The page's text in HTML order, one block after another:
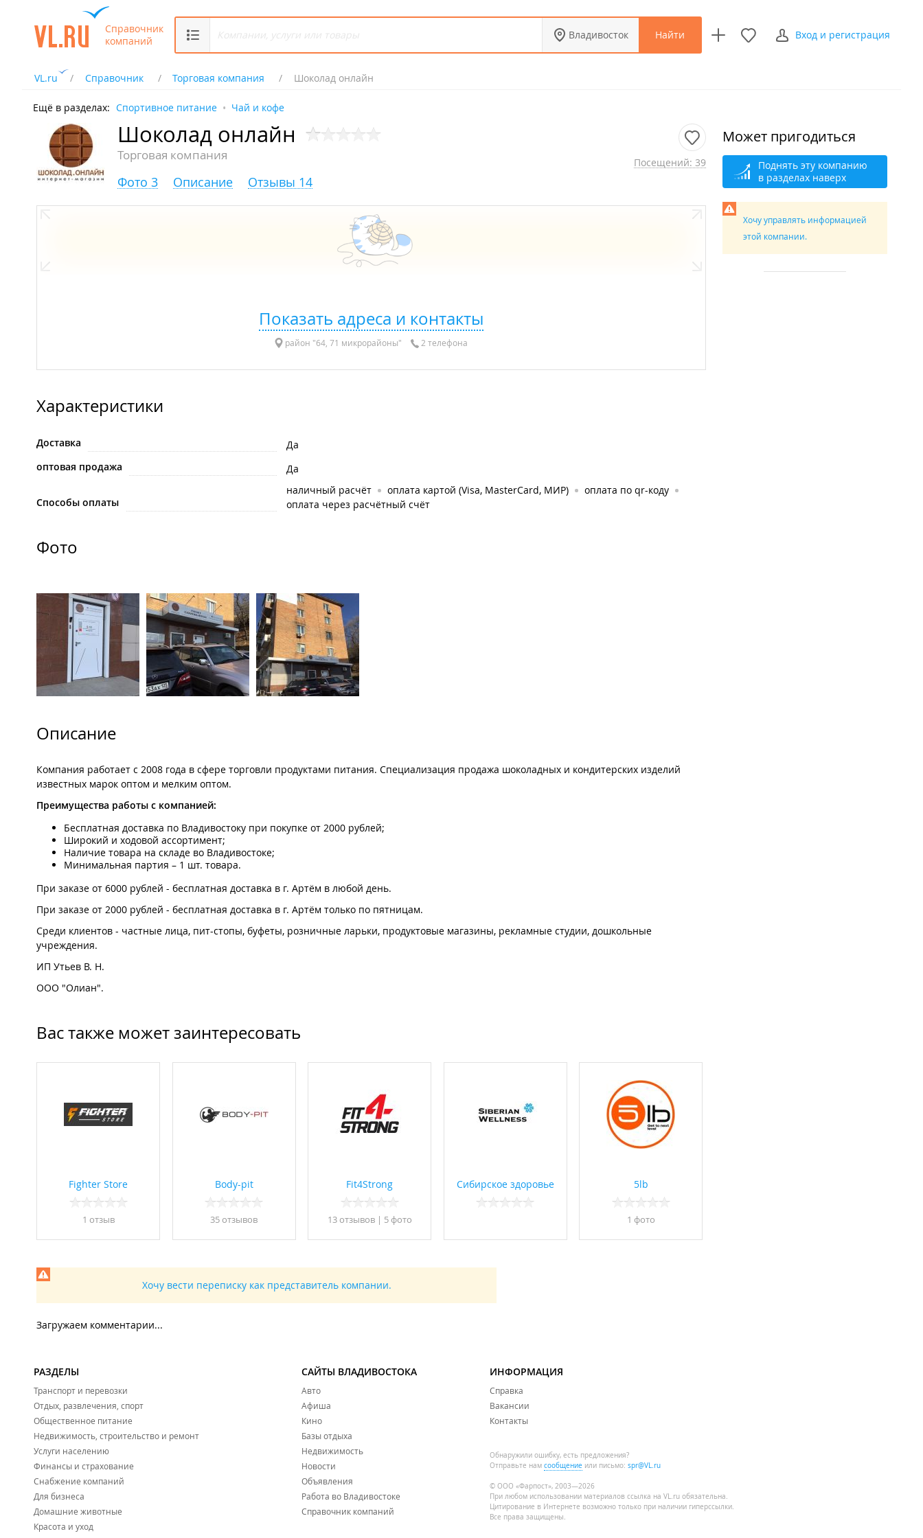
Справочник
компаний
Владивосток Найти Вход и регистрация
VL.ru Справочник Торговая компания Шоколад онлайн
Ещё в разделах: Спортивное питание Чай и кофе
Шоколад онлайн
Торговая компания Посещений: 39
Фото 3 Описание Отзывы 14
Показать адреса и контакты
район "64, 71 микрорайоны" 2 телефона
Характеристики
Доставка
Да
оптовая продажа
Да
Способы оплаты
наличный расчёт оплата картой (Visa, MasterCard, МИР)
оплата по qr-коду
оплата через расчётный счёт
Фото
Описание
Компания работает с 2008 года в сфере торговли продуктами питания. Специализация продажа шоколадных и кондитерских изделий
известных марок оптом и мелким оптом.
Преимущества работы с компанией:
Бесплатная доставка по Владивостоку при покупке от 2000 рублей;
Широкий и ходовой ассортимент;
Наличие товара на складе во Владивостоке;
Минимальная партия – 1 шт. товара.
При заказе от 6000 рублей - бесплатная доставка в г. Артём в любой день.
При заказе от 2000 рублей - бесплатная доставка в г. Артём только по пятницам.
Среди клиентов - частные лица, пит-стопы, буфеты, розничные ларьки, продуктовые магазины, рекламные студии, дошкольные
учреждения.
ИП Утьев В. Н.
ООО "Олиан".
Вас также может заинтересовать
Fighter Store
1 отзыв
Body-pit
35 отзывов
Fit4Strong
13 отзывов| 5 фото
Сибирское здоровье 5lb
1 фото
Хочу вести переписку как представитель компании.
Загружаем комментарии...
Может пригодиться
Поднять эту компанию
в разделах наверх
Хочу управлять информацией
этой компании.
РАЗДЕЛЫ
Транспорт и перевозки
Отдых, развлечения, спорт
Общественное питание
Недвижимость, строительство и ремонт
Услуги населению
Финансы и страхование
Снабжение компаний
Для бизнеса
Домашние животные
Красота и уход
САЙТЫ ВЛАДИВОСТОКА
Авто
Афиша
Кино
Базы отдыха
Недвижимость
Новости
Объявления
Работа во Владивостоке
Справочник компаний
ИНФОРМАЦИЯ
Справка
Вакансии
Контакты
Обнаружили ошибку, есть предложения?
Отправьте нам сообщение или письмо: spr@VL.ru
© ООО «Фарпост», 2003—2026
При любом использовании материалов ссылка на VL.ru обязательна.
Цитирование в Интернете возможно только при наличии гиперссылки.
Все права защищены.